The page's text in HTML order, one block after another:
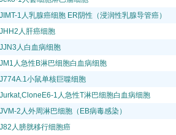
JIMT-1人乳腺癌细胞 ER阴性（浸润性乳腺导管癌）
JHH2人肝癌细胞
JJN3人白血病细胞
JM1人急性B淋巴细胞白血病细胞
J774A.1小鼠单核巨噬细胞
Jurkat,CloneE6-1人急性T淋巴细胞白血病细胞
JVM-2人外周淋巴细胞（EB病毒感染）
J82人膀胱移行细胞癌